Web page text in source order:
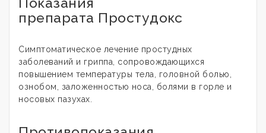
препарата Простудокс
Симптоматическое лечение простудных
заболеваний и гриппа, сопровождающихся
повышением температуры тела, головной болью,
ознобом, заложенностью носа, болями в горле и
носовых пазухах.